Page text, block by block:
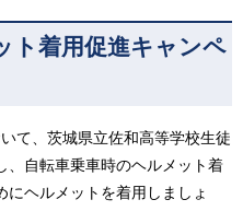
ト着用促進キャンペ
て、茨城県立佐和高等学校生徒
、自転車乗車時のヘルメット着
にヘルメットを着用しましょ